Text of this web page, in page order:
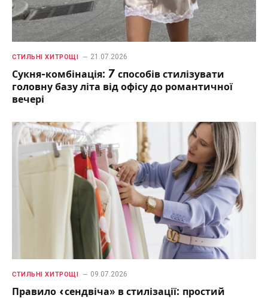
СТИЛЬНІ ХИТРОЩІ 21.07.2026
Сукня-комбінація: 7 способів стилізувати
головну базу літа від офісу до романтичної
вечері
СТИЛЬНІ ХИТРОЩІ 09.07.2026
Правило «сендвіча» в стилізації: простий